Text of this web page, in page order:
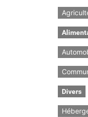
Divers